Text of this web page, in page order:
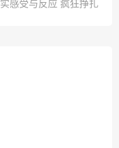
实感受与反应 疯狂挣扎